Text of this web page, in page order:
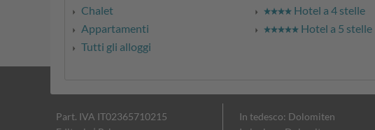
Chalet
Appartamenti
Tutti gli alloggi
Hotel a 4 stelle
Hotel a 5 stelle
Part. IVA IT02365710215
In tedesco: Dolomiten